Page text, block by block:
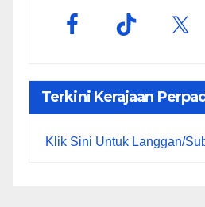
Terkini Kerajaan
Klik Sini Untuk Langgan/